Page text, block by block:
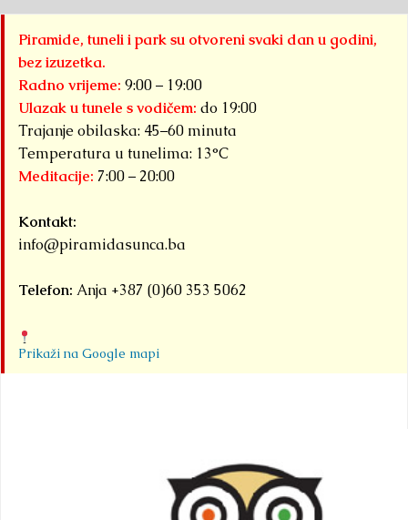
Piramide, tuneli i park su otvoreni svaki dan u godini,
bez izuzetka.
Radno vrijeme: 9:00 – 19:00
Ulazak u tunele s vodičem: do 19:00
Trajanje obilaska: 45–60 minuta
Temperatura u tunelima: 13°C
Meditacije: 7:00 – 20:00
Kontakt:
info@piramidasunca.ba
Telefon: Anja +387 (0)60 353 5062
Prikaži na Google mapi